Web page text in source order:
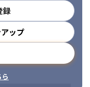
録
ップ